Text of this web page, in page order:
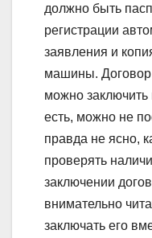
должно быть
регистрации
заявления и
машины. Договор
можно заключить
есть, можно не
правда не ясно,
проверять
заключении
внимательно
заключать его